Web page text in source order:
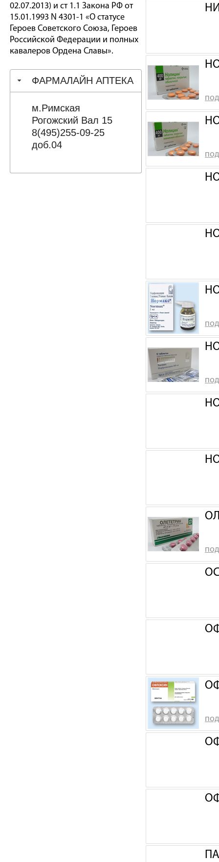
02.07.2013) и ст 1.1 Закона РФ от
15.01.1993 N 4301-1 «О статусе
Героев Советского Союза, Героев
Российской Федерации и полных
кавалеров Ордена Славы».
ФАРМАЛАЙН АПТЕКА
м.Римская
Рогожский Вал 15
8(495)255-09-25
доб.04